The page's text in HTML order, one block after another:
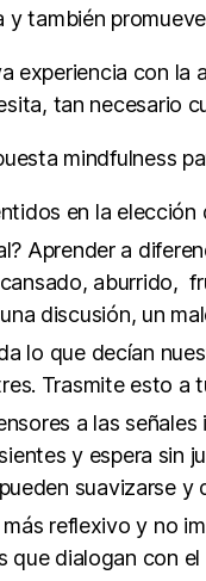
y también
experiencia con
tan necesario
mindfulness
en la elección
Aprender a
aburrido,
discusión, un
lo que decían
Trasmite esto a
a las
y espera sin
suavizarse y
reflexivo y no
que dialogan con